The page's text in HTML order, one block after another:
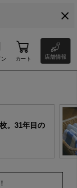
ン カート 店舗情報
。31年目の